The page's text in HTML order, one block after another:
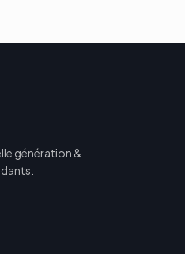
génération &